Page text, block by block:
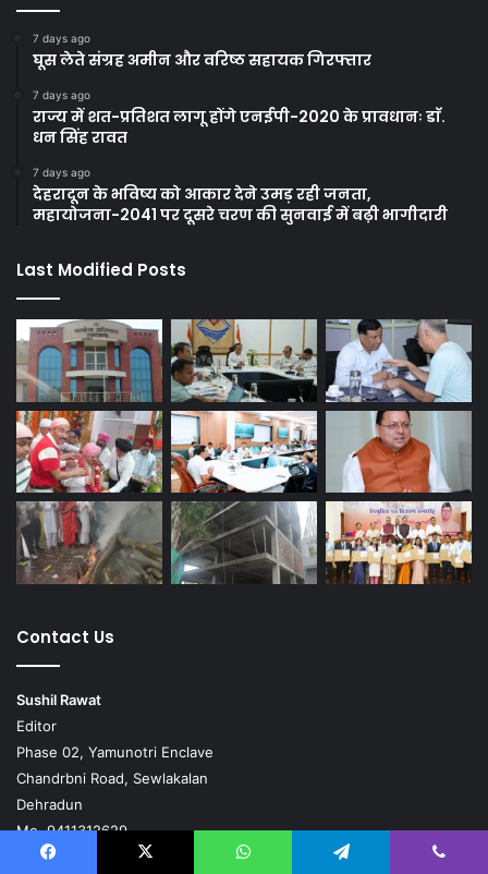
7 days ago
घूस लेते संग्रह अमीन और वरिष्ठ सहायक गिरफ्तार
7 days ago
राज्य में शत-प्रतिशत लागू होंगे एनईपी-2020 के प्रावधानः डाॅ.
धन सिंह रावत
7 days ago
देहरादून के भविष्य को आकार देने उमड़ रही जनता,
महायोजना-2041 पर दूसरे चरण की सुनवाई में बढ़ी भागीदारी
Last Modified Posts
Contact Us
Sushil Rawat
Editor
Phase 02, Yamunotri Enclave
Chandrbni Road, Sewlakalan
Dehradun
Mo. 9411312629